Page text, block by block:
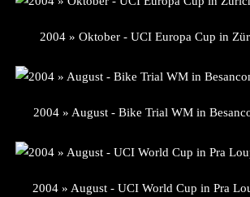
2004 » Oktober - UCI Europa Cup in
2004 » August - Bike Trial WM in
2004 » August - UCI World Cup in Pra